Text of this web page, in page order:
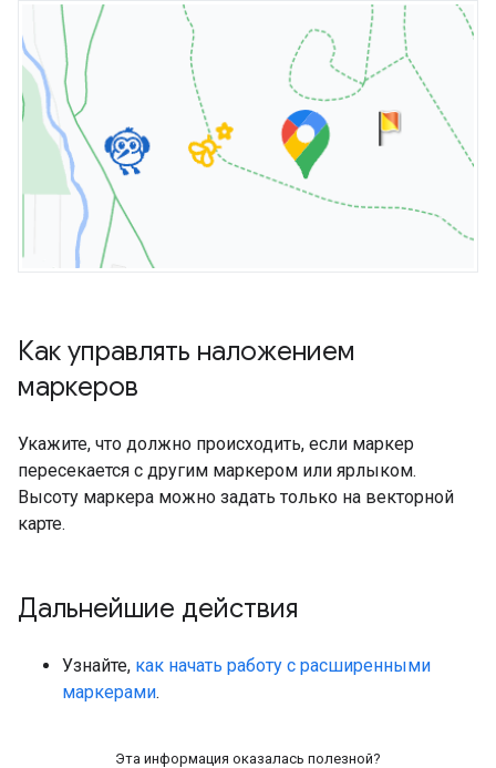
Как управлять наложением
маркеров
Укажите, что должно происходить, если маркер
пересекается с другим маркером или ярлыком.
Высоту маркера можно задать только на векторной
карте.
Дальнейшие действия
Узнайте, как начать работу с расширенными
маркерами.
Эта информация оказалась полезной?